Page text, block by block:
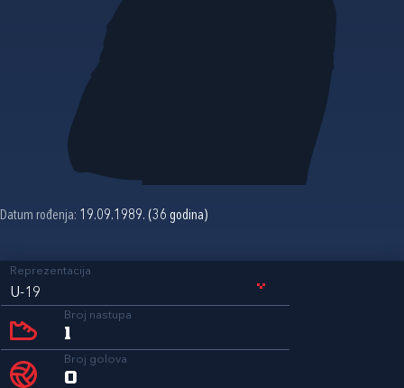
Datum rođenja: 19.09.1989. (36 godina)
Reprezentacija
U-19
Broj nastupa
1
Broj golova
0